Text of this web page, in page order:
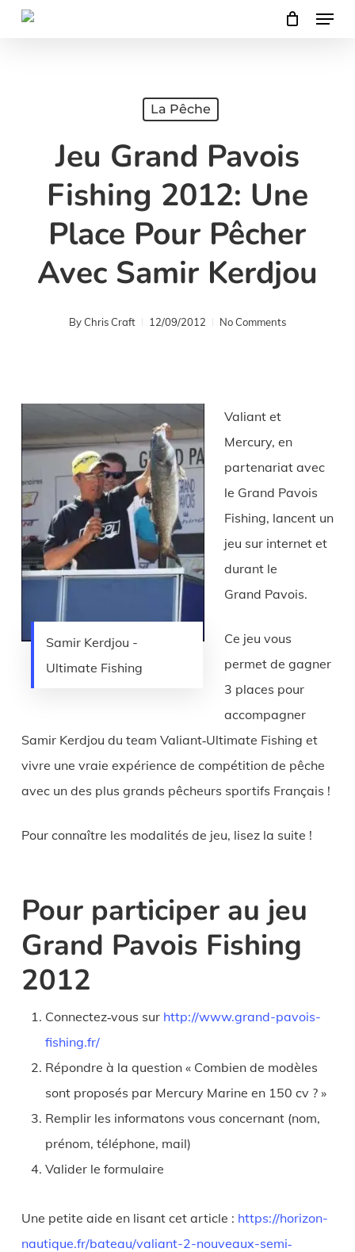
Skip
Menu
La Pêche
Jeu Grand Pavois
Fishing 2012: Une
Place Pour Pêcher
Avec Samir Kerdjou
ByChris Craft 12/09/2012 No Comments
Samir Kerdjou -
Ultimate Fishing
Valiant et
Mercury, en
partenariat avec
le Grand Pavois
Fishing, lancent un
jeu sur internet et
durant le
Grand Pavois.
Ce jeu vous
permet de gagner
3 places pour
accompagner
Samir Kerdjou du team Valiant‐Ultimate Fishing et
vivre une vraie expérience de compétition de pêche
avec un des plus grands pêcheurs sportifs Français !
Pour connaître les modalités de jeu, lisez la suite !
Pour participer au jeu
Grand Pavois Fishing
2012
Connectez‐vous sur http://www.grand-pavois-
fishing.fr/
Répondre à la question « Combien de modèles
sont proposés par Mercury Marine en 150 cv ? »
Remplir les informatons vous concernant (nom,
prénom, téléphone, mail)
Valider le formulaire
Une petite aide en lisant cet article : https://horizon-
nautique.fr/bateau/valiant-2-nouveaux-semi‐